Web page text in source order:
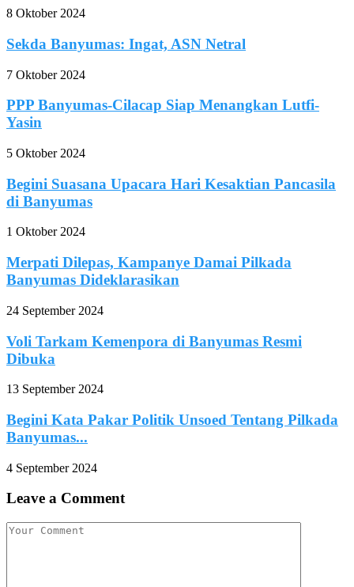
8 Oktober 2024
Sekda Banyumas: Ingat, ASN Netral
7 Oktober 2024
PPP Banyumas-Cilacap Siap Menangkan Lutfi-
Yasin
5 Oktober 2024
Begini Suasana Upacara Hari Kesaktian Pancasila
di Banyumas
1 Oktober 2024
Merpati Dilepas, Kampanye Damai Pilkada
Banyumas Dideklarasikan
24 September 2024
Voli Tarkam Kemenpora di Banyumas Resmi
Dibuka
13 September 2024
Begini Kata Pakar Politik Unsoed Tentang Pilkada
Banyumas...
4 September 2024
Leave a Comment